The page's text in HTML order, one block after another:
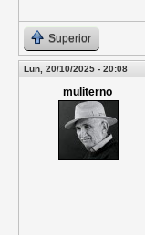
Superior
Lun, 20/10/2025 - 20:08
muliterno